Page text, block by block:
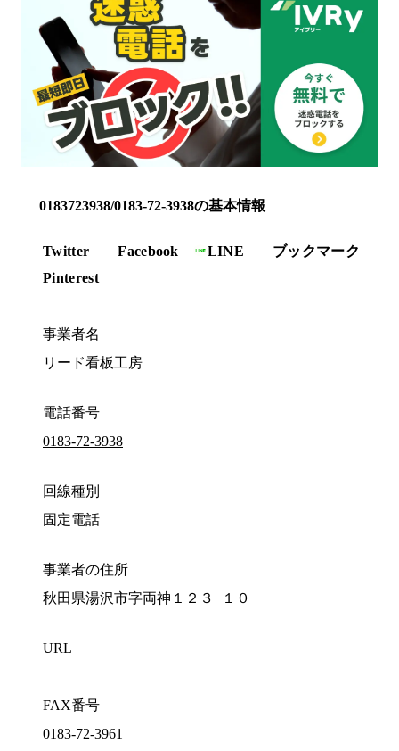
0183723938/0183-72-3938の基本情報
Twitter Facebook LINE
ブックマーク
Pinterest
事業者名
リード看板工房
電話番号
0183-72-3938
回線種別
固定電話
事業者の住所
秋田県湯沢市字両神１２３−１０
URL
FAX番号
0183-72-3961